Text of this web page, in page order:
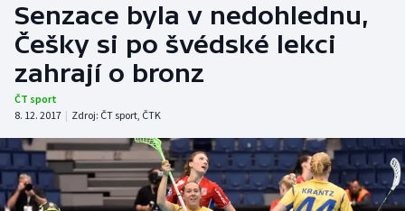
Hokej
Tenis
Atletika
Cyklistika
DALŠÍ SPORTY
Senzace byla v nedohlednu,
Češky si po švédské lekci
zahrají o bronz
ČT sport
8. 12. 2017 | Zdroj: ČT sport, ČTK